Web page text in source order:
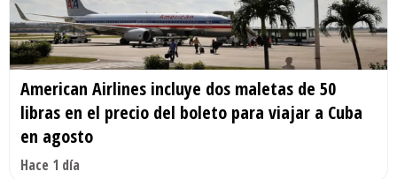
American Airlines incluye dos maletas de 50
libras en el precio del boleto para viajar a Cuba
en agosto
Hace 1 día